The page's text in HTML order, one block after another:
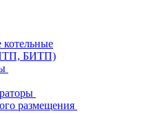
БИТП)
размещения